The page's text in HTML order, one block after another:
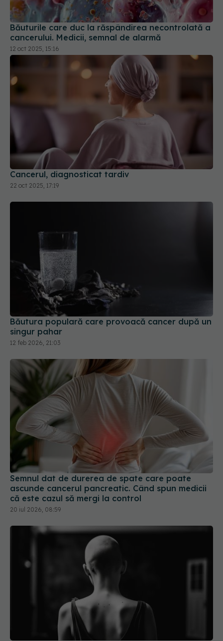
Băuturile care duc la răspândirea necontrolată a
cancerului. Medicii, semnal de alarmă
12 oct 2025, 15:16
Cancerul, diagnosticat tardiv
22 oct 2025, 17:19
Băutura populară care provoacă cancer după un
singur pahar
12 feb 2026, 21:03
Semnul dat de durerea de spate care poate
ascunde cancerul pancreatic. Când spun medicii
că este cazul să mergi la control
20 iul 2026, 08:59
“Am aflat că am cancer la creier la o petrecere”.
Semnul ciudat dat de menstruație